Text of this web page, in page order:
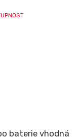
baterie vhodná